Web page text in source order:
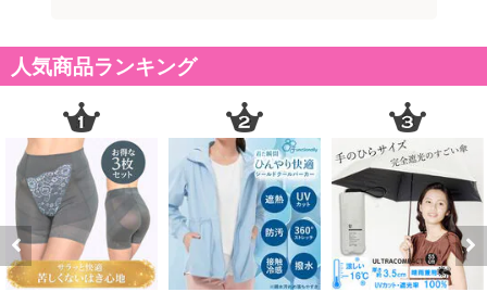
人気商品ランキング
Previous Next